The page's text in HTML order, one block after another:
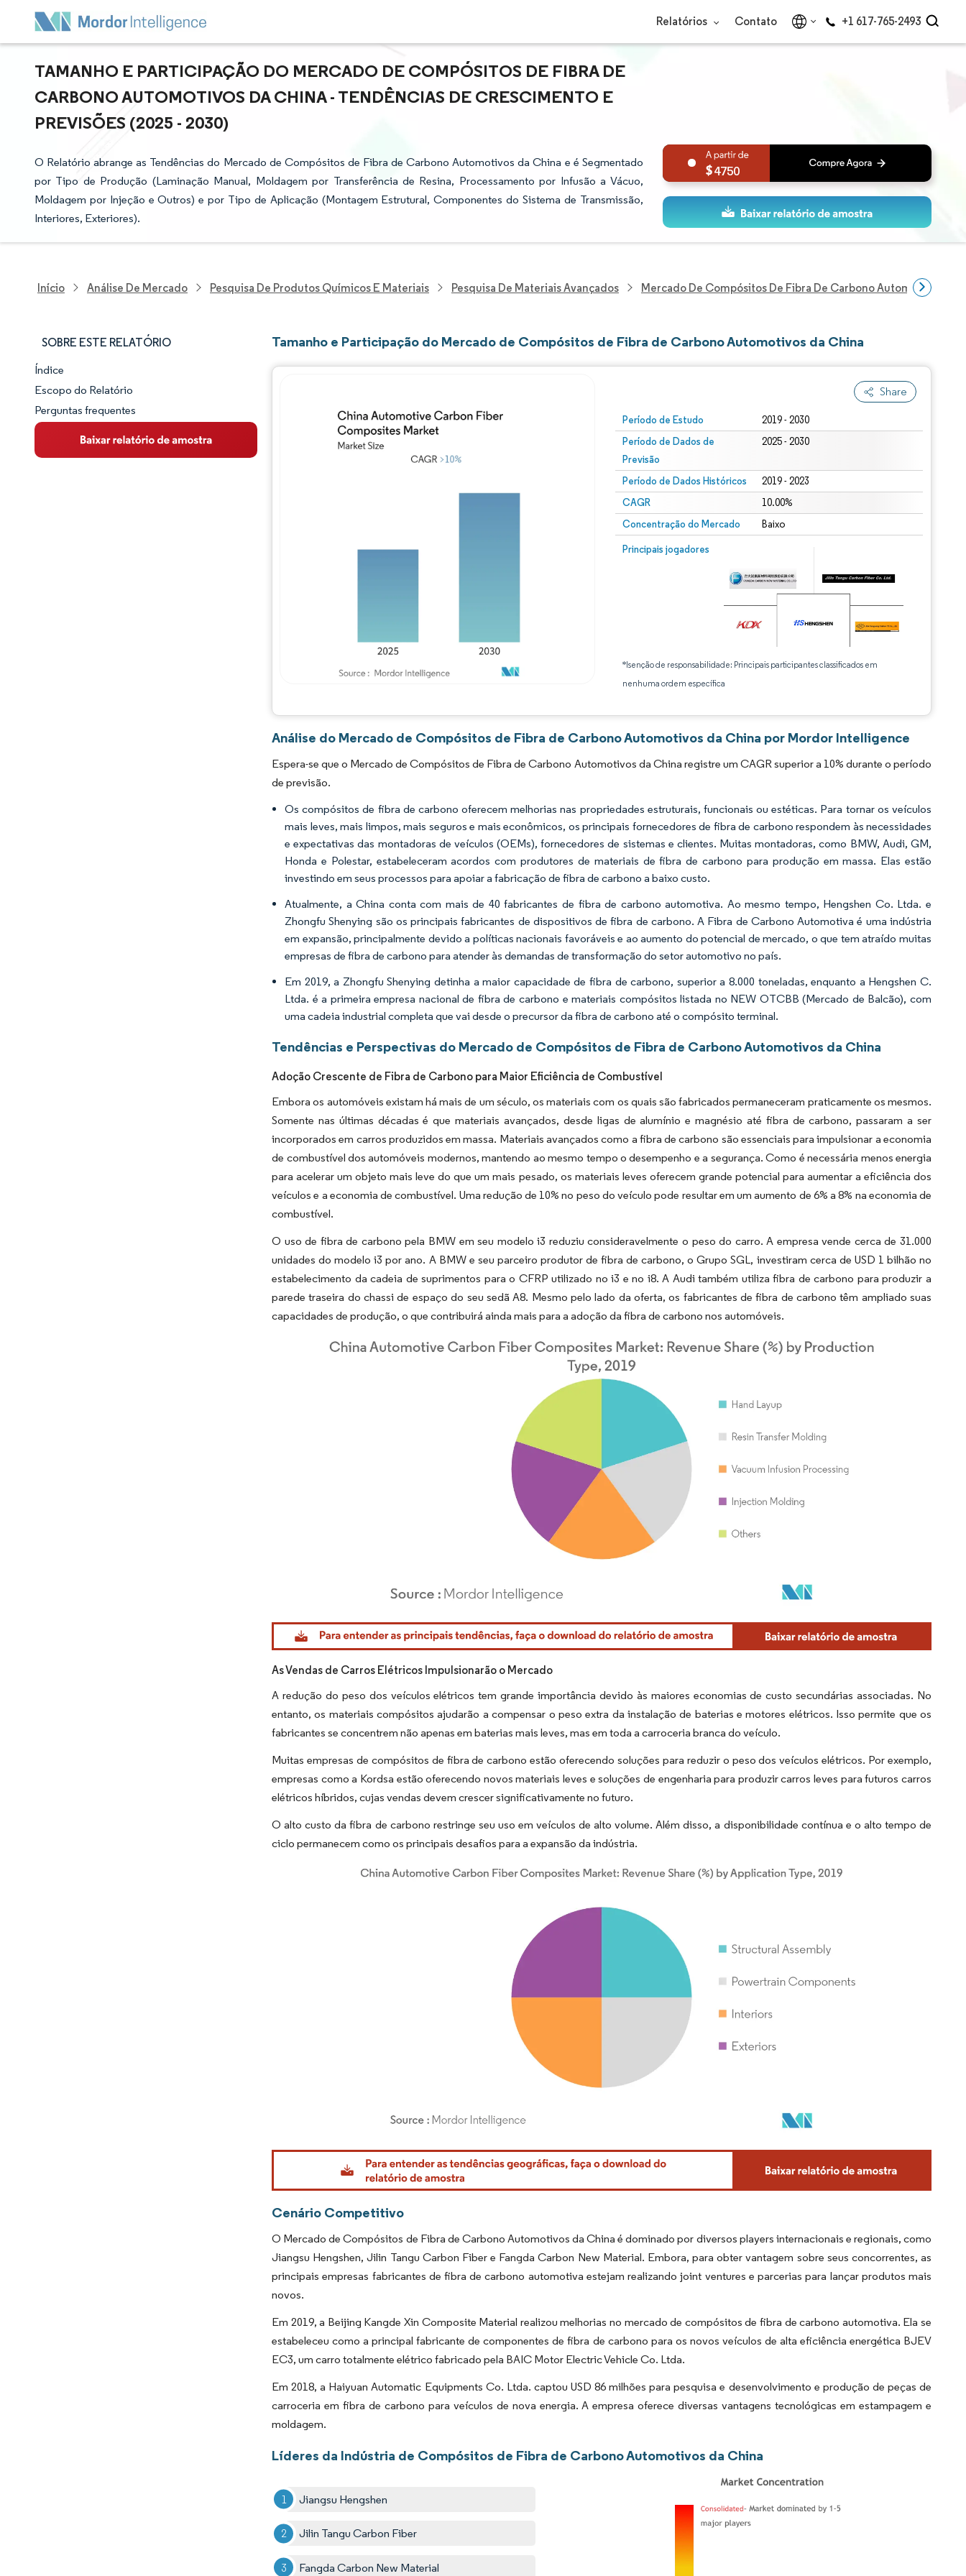
Relatórios Contato +1 617-765-2493
TAMANHO E PARTICIPAÇÃO DO MERCADO DE COMPÓSITOS DE FIBRA DE
CARBONO AUTOMOTIVOS DA CHINA - TENDÊNCIAS DE CRESCIMENTO E
PREVISÕES (2025 - 2030)
O Relatório abrange as Tendências do Mercado de Compósitos de Fibra de Carbono Automotivos da China e é Segmentado
por Tipo de Produção (Laminação Manual, Moldagem por Transferência de Resina, Processamento por Infusão a Vácuo,
Moldagem por Injeção e Outros) e por Tipo de Aplicação (Montagem Estrutural, Componentes do Sistema de Transmissão,
Interiores, Exteriores).
4750
Início Análise De Mercado Pesquisa De Produtos Químicos E Materiais Pesquisa De Materiais Avançados Mercado De Compósitos De Fibra De Carbono Automotivos Da
SOBRE ESTE RELATÓRIO
Panorama do Mercado
Visão Geral do Mercado
Principais Tendências de Mercado
Índice
Escopo do Relatório
Perguntas frequentes
Tamanho e Participação do Mercado de Compósitos de Fibra de Carbono Automotivos da China
Share
Período de Estudo 2019 - 2030
Período de Dados de
Previsão
2025 - 2030
Período de Dados Históricos 2019 - 2023
CAGR 10.00%
Concentração do Mercado Baixo
Principais jogadores
*Isenção de responsabilidade: Principais participantes classificados em
nenhuma ordem específica
Análise do Mercado de Compósitos de Fibra de Carbono Automotivos da China por Mordor Intelligence
Espera-se que o Mercado de Compósitos de Fibra de Carbono Automotivos da China registre um CAGR superior a 10% durante o período
de previsão.
Os compósitos de fibra de carbono oferecem melhorias nas propriedades estruturais, funcionais ou estéticas. Para tornar os veículos
mais leves, mais limpos, mais seguros e mais econômicos, os principais fornecedores de fibra de carbono respondem às necessidades
e expectativas das montadoras de veículos (OEMs), fornecedores de sistemas e clientes. Muitas montadoras, como BMW, Audi, GM,
Honda e Polestar, estabeleceram acordos com produtores de materiais de fibra de carbono para produção em massa. Elas estão
investindo em seus processos para apoiar a fabricação de fibra de carbono a baixo custo.
Atualmente, a China conta com mais de 40 fabricantes de fibra de carbono automotiva. Ao mesmo tempo, Hengshen Co. Ltda. e
Zhongfu Shenying são os principais fabricantes de dispositivos de fibra de carbono. A Fibra de Carbono Automotiva é uma indústria
em expansão, principalmente devido a políticas nacionais favoráveis e ao aumento do potencial de mercado, o que tem atraído muitas
empresas de fibra de carbono para atender às demandas de transformação do setor automotivo no país.
Em 2019, a Zhongfu Shenying detinha a maior capacidade de fibra de carbono, superior a 8.000 toneladas, enquanto a Hengshen C.
Ltda. é a primeira empresa nacional de fibra de carbono e materiais compósitos listada no NEW OTCBB (Mercado de Balcão), com
uma cadeia industrial completa que vai desde o precursor da fibra de carbono até o compósito terminal.
Tendências e Perspectivas do Mercado de Compósitos de Fibra de Carbono Automotivos da China
Adoção Crescente de Fibra de Carbono para Maior Eficiência de Combustível
Embora os automóveis existam há mais de um século, os materiais com os quais são fabricados permaneceram praticamente os mesmos.
Somente nas últimas décadas é que materiais avançados, desde ligas de alumínio e magnésio até fibra de carbono, passaram a ser
incorporados em carros produzidos em massa. Materiais avançados como a fibra de carbono são essenciais para impulsionar a economia
de combustível dos automóveis modernos, mantendo ao mesmo tempo o desempenho e a segurança. Como é necessária menos energia
para acelerar um objeto mais leve do que um mais pesado, os materiais leves oferecem grande potencial para aumentar a eficiência dos
veículos e a economia de combustível. Uma redução de 10% no peso do veículo pode resultar em um aumento de 6% a 8% na economia de
combustível.
O uso de fibra de carbono pela BMW em seu modelo i3 reduziu consideravelmente o peso do carro. A empresa vende cerca de 31.000
unidades do modelo i3 por ano. A BMW e seu parceiro produtor de fibra de carbono, o Grupo SGL, investiram cerca de USD 1 bilhão no
estabelecimento da cadeia de suprimentos para o CFRP utilizado no i3 e no i8. A Audi também utiliza fibra de carbono para produzir a
parede traseira do chassi de espaço do seu sedã A8. Mesmo pelo lado da oferta, os fabricantes de fibra de carbono têm ampliado suas
capacidades de produção, o que contribuirá ainda mais para a adoção da fibra de carbono nos automóveis.
Imagem © Mordor Intelligence. O reuso requer atribuição conforme CC BY 4.0.
As Vendas de Carros Elétricos Impulsionarão o Mercado
A redução do peso dos veículos elétricos tem grande importância devido às maiores economias de custo secundárias associadas. No
entanto, os materiais compósitos ajudarão a compensar o peso extra da instalação de baterias e motores elétricos. Isso permite que os
fabricantes se concentrem não apenas em baterias mais leves, mas em toda a carroceria branca do veículo.
Muitas empresas de compósitos de fibra de carbono estão oferecendo soluções para reduzir o peso dos veículos elétricos. Por exemplo,
empresas como a Kordsa estão oferecendo novos materiais leves e soluções de engenharia para produzir carros leves para futuros carros
elétricos híbridos, cujas vendas devem crescer significativamente no futuro.
O alto custo da fibra de carbono restringe seu uso em veículos de alto volume. Além disso, a disponibilidade contínua e o alto tempo de
ciclo permanecem como os principais desafios para a expansão da indústria.
Imagem © Mordor Intelligence. O reuso requer atribuição conforme CC BY 4.0.
Cenário Competitivo
O Mercado de Compósitos de Fibra de Carbono Automotivos da China é dominado por diversos players internacionais e regionais, como
Jiangsu Hengshen, Jilin Tangu Carbon Fiber e Fangda Carbon New Material. Embora, para obter vantagem sobre seus concorrentes, as
principais empresas fabricantes de fibra de carbono automotiva estejam realizando joint ventures e parcerias para lançar produtos mais
novos.
Em 2019, a Beijing Kangde Xin Composite Material realizou melhorias no mercado de compósitos de fibra de carbono automotiva. Ela se
estabeleceu como a principal fabricante de componentes de fibra de carbono para os novos veículos de alta eficiência energética BJEV
EC3, um carro totalmente elétrico fabricado pela BAIC Motor Electric Vehicle Co. Ltda.
Em 2018, a Haiyuan Automatic Equipments Co. Ltda. captou USD 86 milhões para pesquisa e desenvolvimento e produção de peças de
carroceria em fibra de carbono para veículos de nova energia. A empresa oferece diversas vantagens tecnológicas em estampagem e
moldagem.
Líderes da Indústria de Compósitos de Fibra de Carbono Automotivos da China
Jiangsu Hengshen
Jilin Tangu Carbon Fiber
Fangda Carbon New Material